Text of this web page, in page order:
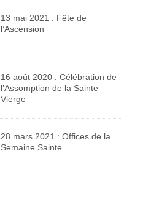
13 mai 2021 : Fête de
l’Ascension
16 août 2020 : Célébration de
l’Assomption de la Sainte
Vierge
28 mars 2021 : Offices de la
Semaine Sainte